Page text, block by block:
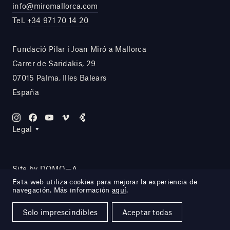
info@miromallorca.com
Tel. +34 971 70 14 20
Fundació Pilar i Joan Miró a Mallorca
Carrer de Saridakis, 29
07015 Palma, Illes Balears
España
Legal
Site by DOMO—A
Esta web utiliza cookies para mejorar la experiencia de
navegación. Más información aquí.
Solo imprescindibles Aceptar todas